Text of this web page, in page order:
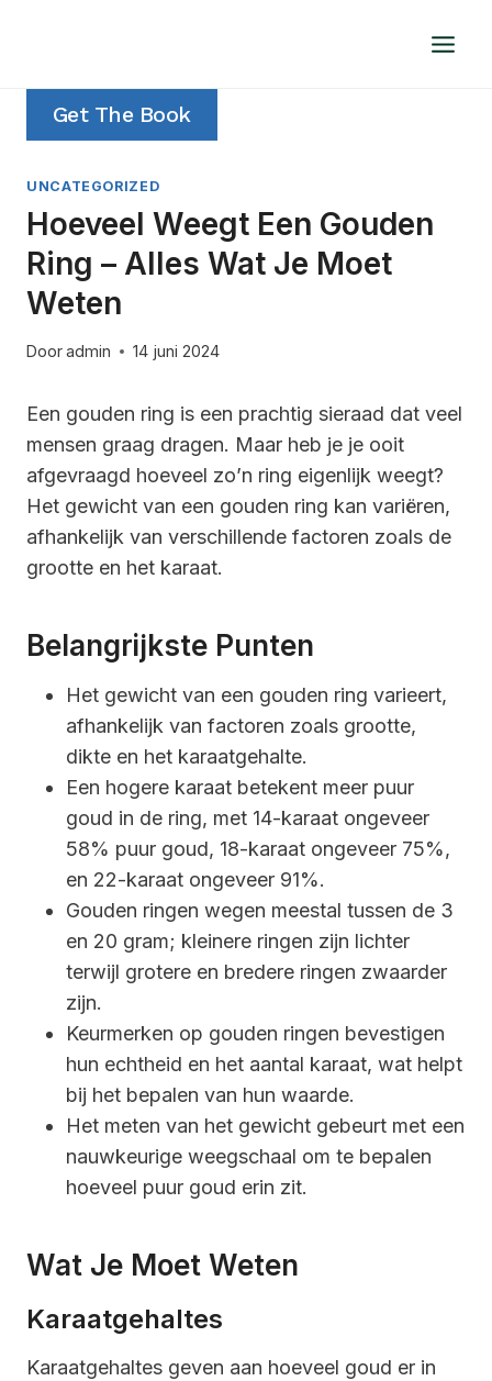
Get The Book
UNCATEGORIZED
Hoeveel Weegt Een Gouden
Ring – Alles Wat Je Moet
Weten
Dooradmin 14 juni 2024
Een gouden ring is een prachtig sieraad dat veel
mensen graag dragen. Maar heb je je ooit
afgevraagd hoeveel zo’n ring eigenlijk weegt?
Het gewicht van een gouden ring kan variëren,
afhankelijk van verschillende factoren zoals de
grootte en het karaat.
Belangrijkste Punten
Het gewicht van een gouden ring varieert,
afhankelijk van factoren zoals grootte,
dikte en het karaatgehalte.
Een hogere karaat betekent meer puur
goud in de ring, met 14-karaat ongeveer
58% puur goud, 18-karaat ongeveer 75%,
en 22-karaat ongeveer 91%.
Gouden ringen wegen meestal tussen de 3
en 20 gram; kleinere ringen zijn lichter
terwijl grotere en bredere ringen zwaarder
zijn.
Keurmerken op gouden ringen bevestigen
hun echtheid en het aantal karaat, wat helpt
bij het bepalen van hun waarde.
Het meten van het gewicht gebeurt met een
nauwkeurige weegschaal om te bepalen
hoeveel puur goud erin zit.
Wat Je Moet Weten
Karaatgehaltes
Karaatgehaltes geven aan hoeveel goud er in